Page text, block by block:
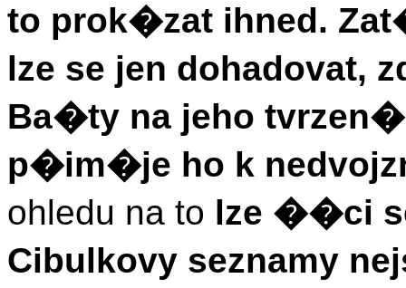
to prok�zat ihned.
lze se jen
Ba�ty na jeho
p�im�je ho k
ohledu na to lze ��ci
Cibulkovy seznamy